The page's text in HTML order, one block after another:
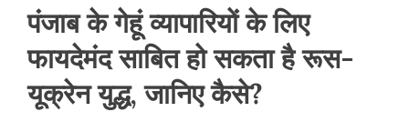
पंजाब के गेहूं व्यापारियों के लिए
फायदेमंद साबित हो सकता है रूस-
यूक्रेन युद्ध, जानिए कैसे?